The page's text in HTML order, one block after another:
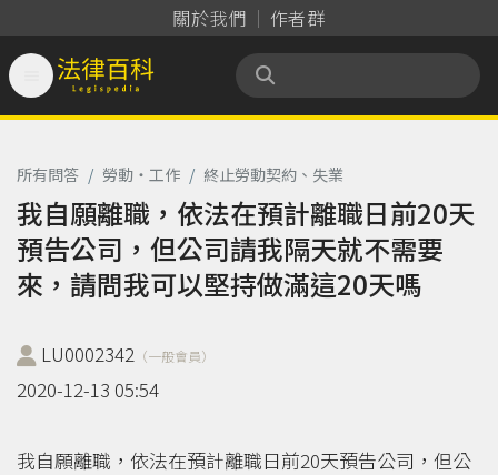
關於我們 作者群
法律百科 Legispedia
所有問答 / 勞動‧工作 / 終止勞動契約、失業
我自願離職，依法在預計離職日前20天
預告公司，但公司請我隔天就不需要
來，請問我可以堅持做滿這20天嗎
LU0002342 （一般會員）
2020-12-13 05:54
我自願離職，依法在預計離職日前20天預告公司，但公